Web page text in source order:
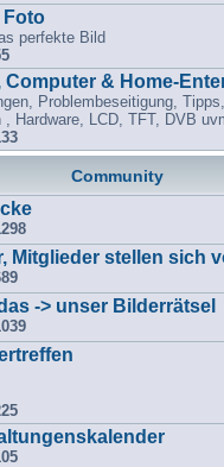
Foto
perfekte Bild
Computer & Home-
Problembeseitigung,
, Hardware, LCD, TFT, DVB
Community
Mitglieder stellen sich
-> unser Bilderrätsel